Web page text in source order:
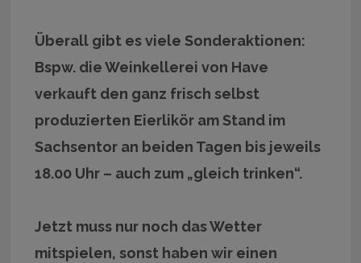
Überall gibt es viele Sonderaktionen:
Bspw. die Weinkellerei von Have
verkauft den ganz frisch selbst
produzierten Eierlikör am Stand im
Sachsentor an beiden Tagen bis jeweils
18.00 Uhr – auch zum „gleich trinken“.
Jetzt muss nur noch das Wetter
mitspielen, sonst haben wir einen